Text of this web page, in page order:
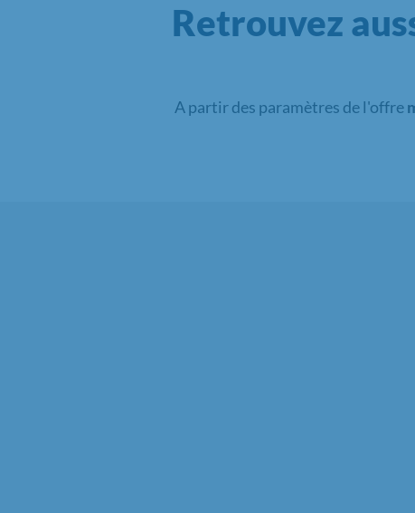
Retrouvez
A partir des paramètres de l'offre